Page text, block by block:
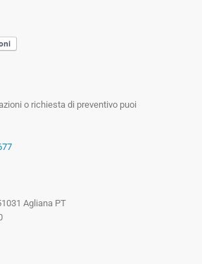
o richiesta di preventivo puoi
Agliana PT